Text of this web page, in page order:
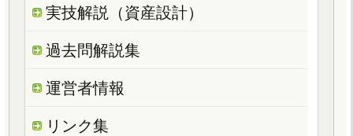
実技解説（資産設計）
過去問解説集
運営者情報
リンク集